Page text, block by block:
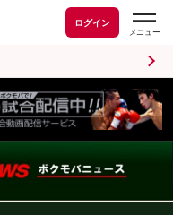
ログイン